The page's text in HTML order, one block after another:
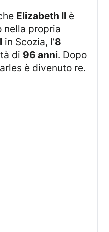
Elizabeth II è
nella propria
in Scozia, l’8
di 96 anni. Dopo
è divenuto re.